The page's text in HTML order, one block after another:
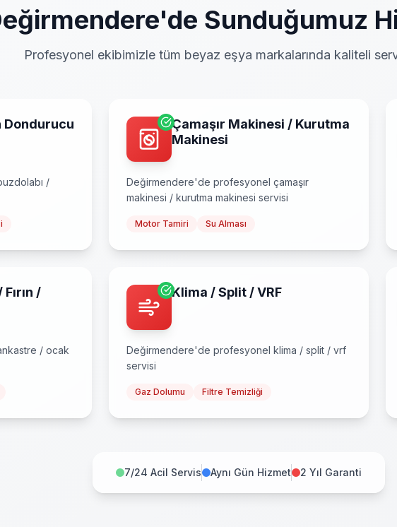
'de Sunduğumuz
Profesyonel ekibimizle tüm beyaz eşya markalarında kaliteli
Dondurucu
/
Çamaşır Makinesi / Kurutma
Makinesi
Değirmendere'de profesyonel çamaşır
makinesi / kurutma makinesi servisi
Motor Tamiri Su Alması
/
/ ocak
Klima / Split / VRF
Değirmendere'de profesyonel klima / split / vrf
servisi
Gaz Dolumu Filtre Temizliği
7/24 Acil Servis Aynı Gün Hizmet 2 Yıl Garanti